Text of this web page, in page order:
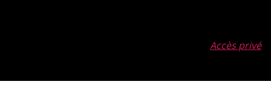
Accès privé